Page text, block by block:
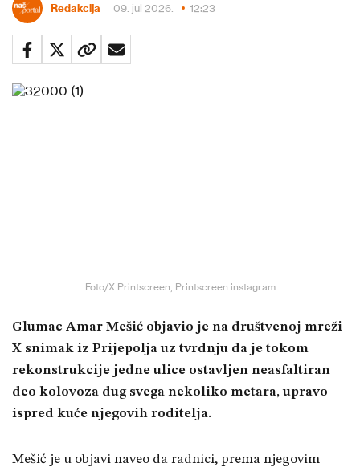
Redakcija 09. jul 2026. 12:23
Foto/X Printscreen, Printscreen instagram
Glumac Amar Mešić objavio je na društvenoj mreži
X snimak iz Prijepolja uz tvrdnju da je tokom
rekonstrukcije jedne ulice ostavljen neasfaltiran
deo kolovoza dug svega nekoliko metara, upravo
ispred kuće njegovih roditelja.
Mešić je u objavi naveo da radnici, prema njegovim